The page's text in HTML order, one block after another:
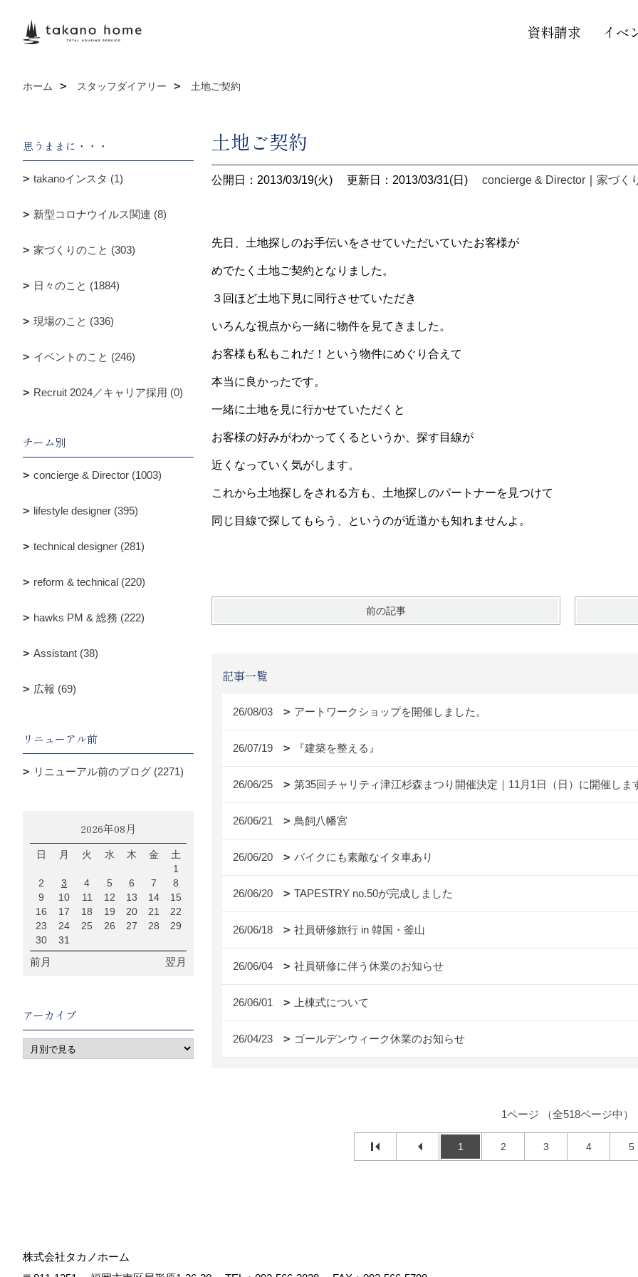
資料請求 イベ
ホーム スタッフダイアリー 土地ご契約
土地ご契約
公開日：2013/03/19(火) 更新日：2013/03/31(日) concierge & Director 家づく
先日、土地探しのお手伝いをさせていただいていたお客様が
めでたく土地ご契約となりました。
３回ほど土地下見に同行させていただき
いろんな視点から一緒に物件を見てきました。
お客様も私もこれだ！という物件にめぐり合えて
本当に良かったです。
一緒に土地を見に行かせていただくと
お客様の好みがわかってくるというか、探す目線が
近くなっていく気がします。
これから土地探しをされる方も、土地探しのパートナーを見つけて
同じ目線で探してもらう、というのが近道かも知れませんよ。
前の記事
記事一覧
26/08/03 アートワークショップを開催しました。
26/07/19 『建築を整える』
26/06/25 第35回チャリティ津江杉森まつり開催決定｜11月1日（日）に開催しま
26/06/21 鳥飼八幡宮
26/06/20 バイクにも素敵なイタ車あり
26/06/20 TAPESTRY no.50が完成しました
26/06/18 社員研修旅行 in 韓国・釜山
26/06/04 社員研修に伴う休業のお知らせ
26/06/01 上棟式について
26/04/23 ゴールデンウィーク休業のお知らせ
1ページ （全518ページ中）
1 2 3 4 5
思うままに・・・
takanoインスタ (1)
新型コロナウイルス関連 (8)
家づくりのこと (303)
日々のこと (1884)
現場のこと (336)
イベントのこと (246)
Recruit 2024／キャリア採用 (0)
チーム別
concierge & Director (1003)
lifestyle designer (395)
technical designer (281)
reform & technical (220)
hawks PM & 総務 (222)
Assistant (38)
広報 (69)
リニューアル前
リニューアル前のブログ (2271)
2026年08月
日 月 火 水 木 金
土
1
2
3 4 5 6 7
8
9
10 11 12 13 14
15
16
17 18 19 20 21
22
23
24 25 26 27 28
29
30
31
前月 翌月
アーカイブ
株式会社タカノホーム